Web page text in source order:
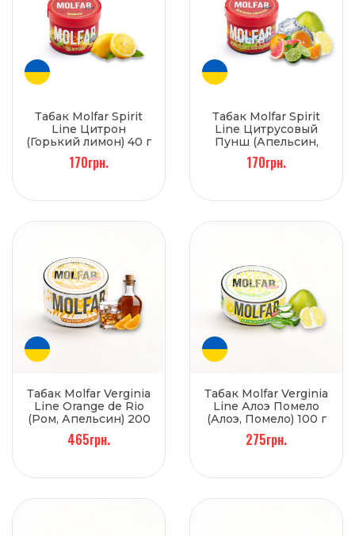
Табак Molfar Spirit
Line Цитрон
(Горький лимон) 40 г
170грн.
Табак Molfar Spirit
Line Цитрусовый
Пунш (Апельсин,
Грейпфрут, Лайм,
Лед, Помело) 40 г
170грн.
Табак Molfar Verginia
Line Orange de Rio
(Ром, Апельсин) 200
г
465грн.
Табак Molfar Verginia
Line Алоэ Помело
(Алоэ, Помело) 100 г
275грн.